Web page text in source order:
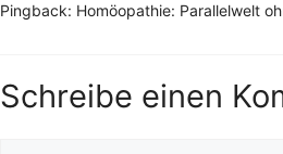
Pingback: Homöopathie: Parallelwelt
Schreibe einen